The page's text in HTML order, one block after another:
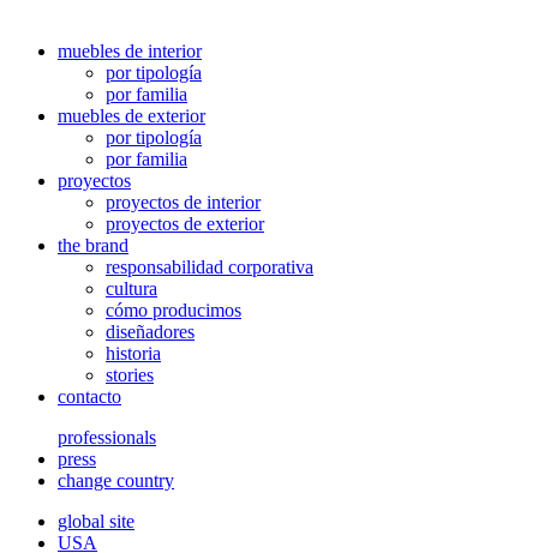
muebles de interior
por tipología
por familia
muebles de exterior
por tipología
por familia
proyectos
proyectos de interior
proyectos de exterior
the brand
responsabilidad corporativa
cultura
cómo producimos
diseñadores
historia
stories
contacto
professionals
press
change country
global site
USA